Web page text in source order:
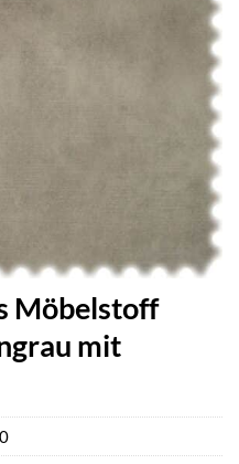
Möbelstoff
mit